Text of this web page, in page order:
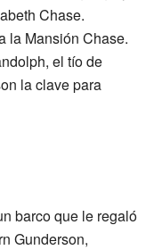
Chase.
la Mansión Chase.
el tío de
la clave para
barco que le regaló
Gunderson,